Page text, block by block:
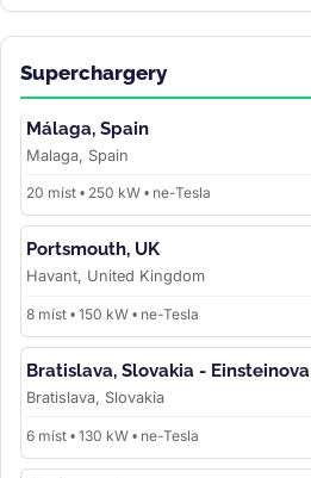
Superchargery
Málaga, Spain
Malaga, Spain
20 míst • 250 kW • ne-Tesla
Portsmouth, UK
Havant, United Kingdom
8 míst • 150 kW • ne-Tesla
Bratislava, Slovakia - Einsteinova
Bratislava, Slovakia
6 míst • 130 kW • ne-Tesla